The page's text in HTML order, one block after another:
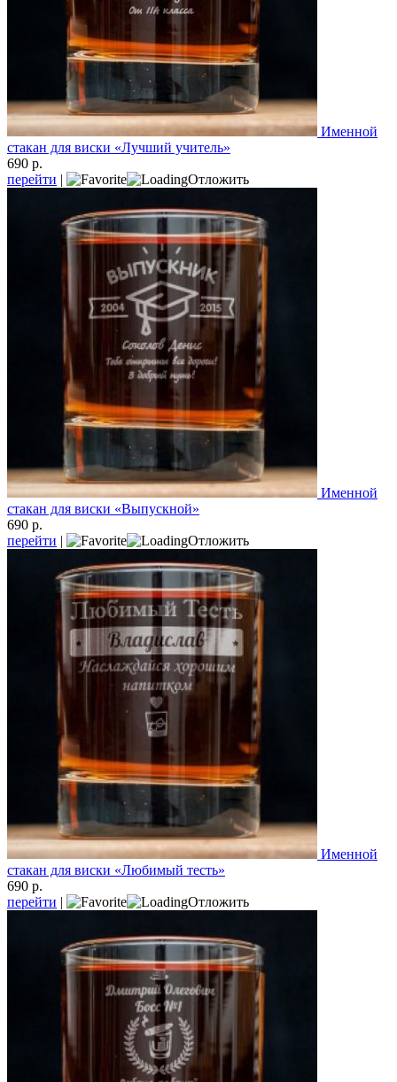
Именной
стакан для виски «Лучший учитель»
690 р.
перейти | Отложить
Именной
стакан для виски «Выпускной»
690 р.
перейти | Отложить
Именной
стакан для виски «Любимый тесть»
690 р.
перейти | Отложить